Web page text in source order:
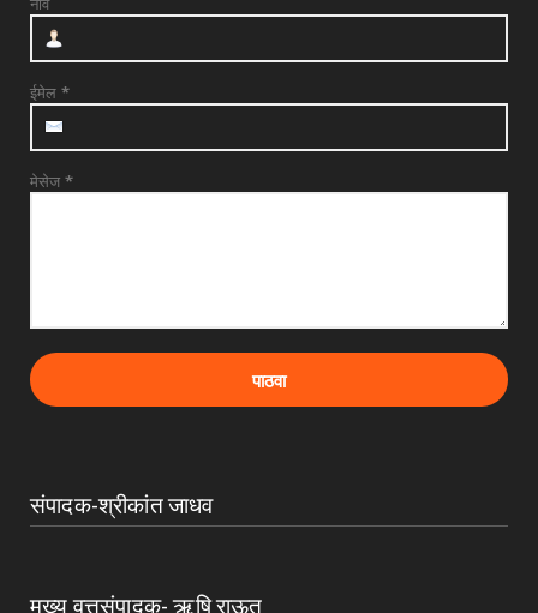
श्री त्र्यंबकराज स्वामींची पायी दिंडी सोहळ्याची
सांगता
ईमेल *
मेसेज *
संपादक-श्रीकांत जाधव
मुख्य वृत्तसंपादक- ऋषि राऊत